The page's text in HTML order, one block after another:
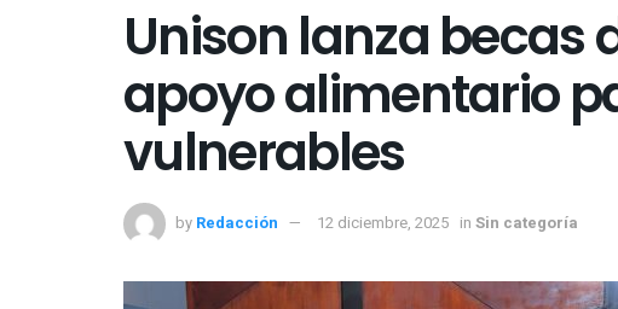
Unison lanza becas
apoyo alimentario
vulnerables
by Redacción 12 diciembre, 2025 in Sin categoría